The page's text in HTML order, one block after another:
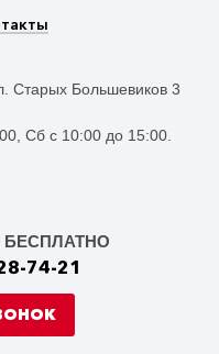
Старых Большевиков 3
Сб с 10:00 до 15:00.
БЕСПЛАТНО
74-21